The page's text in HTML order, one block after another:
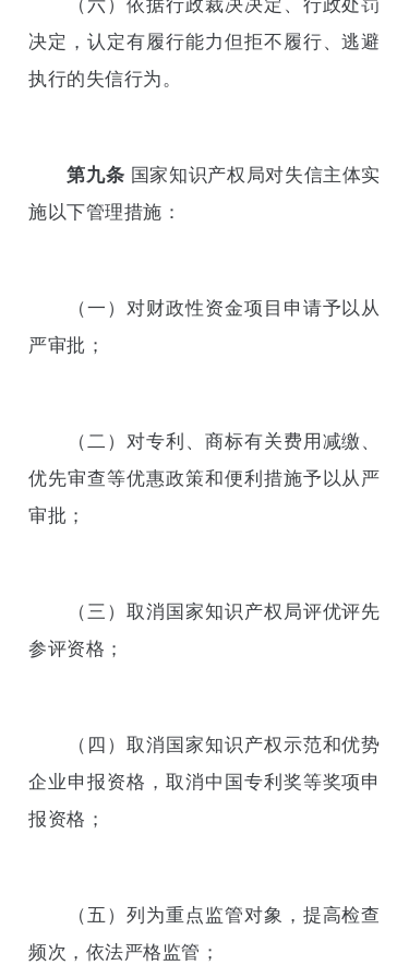
（六）依据行政裁决决定、行政处罚
决定，认定有履行能力但拒不履行、逃避
执行的失信行为。
第九条 国家知识产权局对失信主体实
施以下管理措施：
（一）对财政性资金项目申请予以从
严审批；
（二）对专利、商标有关费用减缴、
优先审查等优惠政策和便利措施予以从严
审批；
（三）取消国家知识产权局评优评先
参评资格；
（四）取消国家知识产权示范和优势
企业申报资格，取消中国专利奖等奖项申
报资格；
（五）列为重点监管对象，提高检查
频次，依法严格监管；